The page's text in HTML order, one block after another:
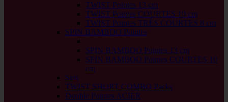
TWIST Pointes 13 cm
TWIST Pointes COURTES 10 cm
TWIST Pointes TRÈS COURTES 8 cm
SPIN BAMBOO Pointes
SPIN BAMBOO Pointes 13 cm
SPIN BAMBOO Pointes COURTES 10
cm
Sets
TWIST SHORT COMBO Packs
Double Pointes ACIER